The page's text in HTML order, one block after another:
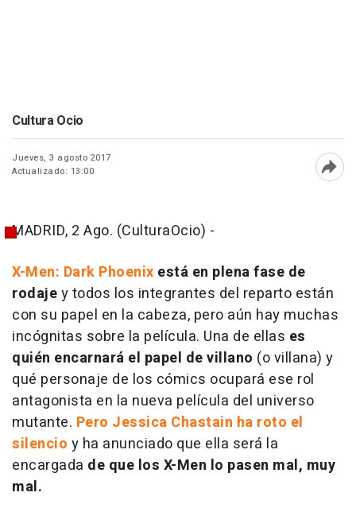
Cultura Ocio
Jueves, 3 agosto 2017
Actualizado: 13:00
MADRID, 2 Ago. (CulturaOcio) -
X-Men: Dark Phoenix está en plena fase de
rodajey todos los integrantes del reparto están
con su papel en la cabeza, pero aún hay muchas
incógnitas sobre la película. Una de ellas es
quién encarnará el papel de villano (o villana) y
qué personaje de los cómics ocupará ese rol
antagonista en la nueva película del universo
mutante. Pero Jessica Chastain ha roto el
silencio y ha anunciado que ella será la
encargada de que los X-Men lo pasen mal, muy
mal.